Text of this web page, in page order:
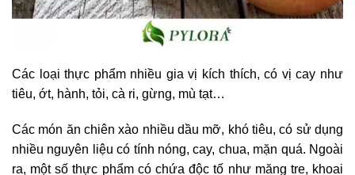
Các loại thực phẩm nhiều gia vị kích thích, có vị cay như
tiêu, ớt, hành, tỏi, cà ri, gừng, mù tạt…
Các món ăn chiên xào nhiều dầu mỡ, khó tiêu, có sử dụng
nhiều nguyên liệu có tính nóng, cay, chua, mặn quá. Ngoài
ra, một số thực phẩm có chứa độc tố như măng tre, khoai